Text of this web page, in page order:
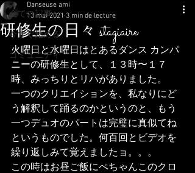
全ての記事
今すぐ始める
コミュニティ
研修生の日々 stagiaire
Danseuse ami
13 mai 2021 3 min de lecture
火曜日と水曜日はとあるダンス カンパ
ニーの研修生として、１３時〜１７
時、みっちりとリハがありました。
一つのクリエイションを、私なりにど
う解釈して踊るのかというのと、もう
一つデュオのパートは完璧に真似てね
というものでした。何百回とビデオを
繰り返しみて覚えましたョ。。。
この時はお昼ご飯にぺちゃんこのクロ